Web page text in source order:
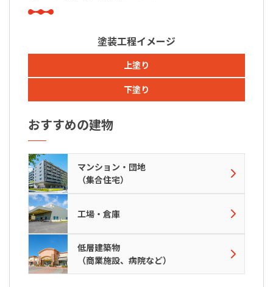
塗装工程イメージ
上塗り
下塗り
おすすめの建物
マンション・団地
（集合住宅）
工場・倉庫
低層建築物
（商業施設、病院など）